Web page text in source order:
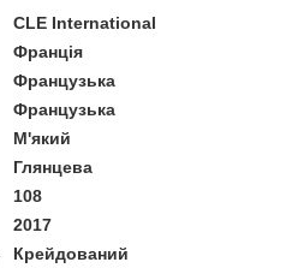
CLE International
Франція
Французька
Французька
М'який
Глянцева
108
2017
Крейдований